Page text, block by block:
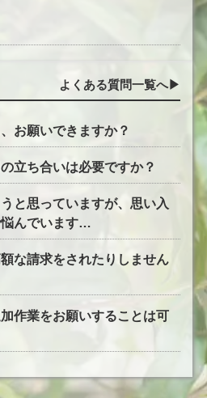
よくある質問一覧へ▶︎
お願いできますか？
立ち合いは必要ですか？
と思っていますが、思い入
んでいます…
な請求をされたりしません
作業をお願いすることは可